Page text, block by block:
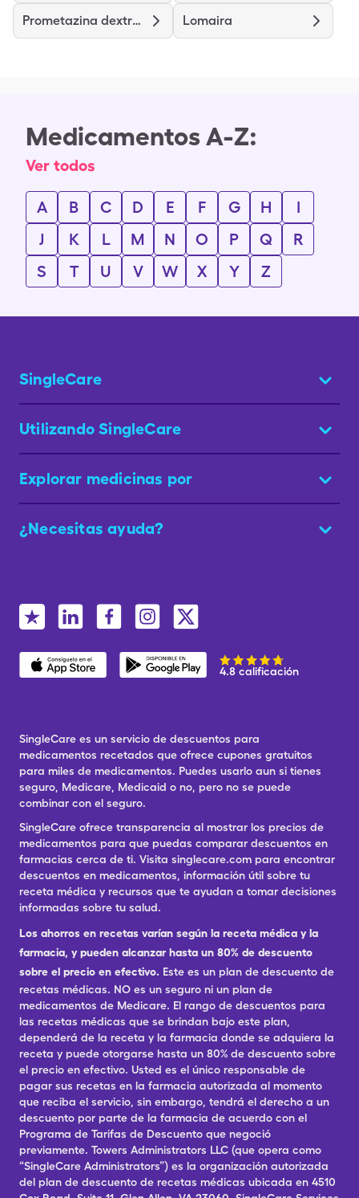
Prometazina dextrometorfano Lomaira
Medicamentos A-Z:
Ver todos
A B C D E F G H
I
J
K L M N O P Q
R
S
T U V W X Y Z
SingleCare
Utilizando SingleCare
Explorar medicinas por
¿Necesitas ayuda?
4.8 calificación
SingleCare es un servicio de descuentos para
medicamentos recetados que ofrece cupones gratuitos
para miles de medicamentos. Puedes usarlo aun si tienes
seguro, Medicare, Medicaid o no, pero no se puede
combinar con el seguro.
SingleCare ofrece transparencia al mostrar los precios de
medicamentos para que puedas comparar descuentos en
farmacias cerca de ti. Visita singlecare.com para encontrar
descuentos en medicamentos, información útil sobre tu
receta médica y recursos que te ayudan a tomar decisiones
informadas sobre tu salud.
Los ahorros en recetas varían según la receta médica y la
farmacia, y pueden alcanzar hasta un 80% de descuento
sobre el precio en efectivo. Este es un plan de descuento de
recetas médicas. NO es un seguro ni un plan de
medicamentos de Medicare. El rango de descuentos para
las recetas médicas que se brindan bajo este plan,
dependerá de la receta y la farmacia donde se adquiera la
receta y puede otorgarse hasta un 80% de descuento sobre
el precio en efectivo. Usted es el único responsable de
pagar sus recetas en la farmacia autorizada al momento
que reciba el servicio, sin embargo, tendrá el derecho a un
descuento por parte de la farmacia de acuerdo con el
Programa de Tarifas de Descuento que negoció
previamente. Towers Administrators LLC (que opera como
“SingleCare Administrators”) es la organización autorizada
del plan de descuento de recetas médicas ubicada en 4510